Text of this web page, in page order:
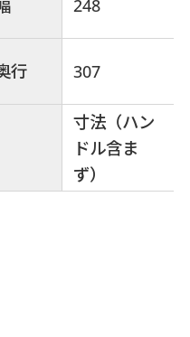
248
行 307
寸法（ハン
ドル含ま
ず）